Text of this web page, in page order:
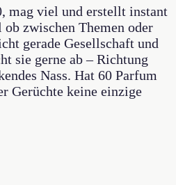
mag viel und erstellt instant
zwischen Themen oder
gerade Gesellschaft und
sie gerne ab – Richtung
Nass. Hat 60 Parfum
Gerüchte keine einzige